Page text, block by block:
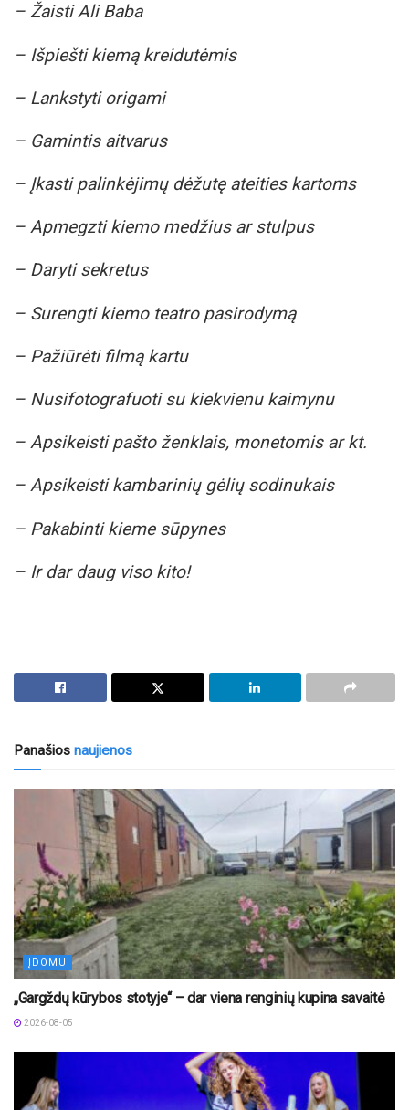
– Žaisti Ali Baba
– Išpiešti kiemą kreidutėmis
– Lankstyti origami
– Gamintis aitvarus
– Įkasti palinkėjimų dėžutę ateities kartoms
– Apmegzti kiemo medžius ar stulpus
– Daryti sekretus
– Surengti kiemo teatro pasirodymą
– Pažiūrėti filmą kartu
– Nusifotografuoti su kiekvienu kaimynu
– Apsikeisti pašto ženklais, monetomis ar kt.
– Apsikeisti kambarinių gėlių sodinukais
– Pakabinti kieme sūpynes
– Ir dar daug viso kito!
Panašios naujienos
ĮDOMU
„Gargždų kūrybos stotyje“ – dar viena renginių kupina savaitė
2026-08-05